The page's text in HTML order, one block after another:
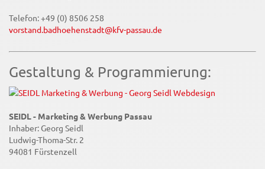
Telefon: +49 (0) 8506 258
vorstand.badhoehenstadt@kfv-passau.de
Gestaltung & Programmierung:
SEIDL - Marketing & Werbung Passau
Inhaber: Georg Seidl
Ludwig-Thoma-Str. 2
94081 Fürstenzell